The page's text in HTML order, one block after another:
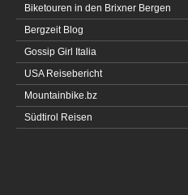
Biketouren in den Brixner Bergen
Bergzeit Blog
Gossip Girl Italia
USA Reisebericht
Mountainbike.bz
Südtirol Reisen